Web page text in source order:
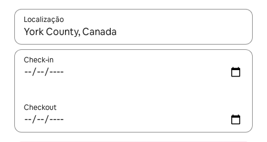
Localização
Quando os resultados estiverem disponíveis, explore-os
Check-in
Checkout